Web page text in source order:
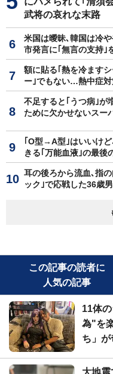
武将の哀れな末路
米国は曖昧､韓国は冷
市発言に｢無言の支持｣
額に貼る｢熱を冷ます
ー｣でもない…熱中症
不足すると｢うつ病｣が
ために欠かせないスー
｢O型→A型｣はいいけ
きる｢万能血液｣の最後
耳の後ろから流血､指
ック｣で応戦した36歳
この記事の読者に
人気の記事
11体
為"を
ち」
大地